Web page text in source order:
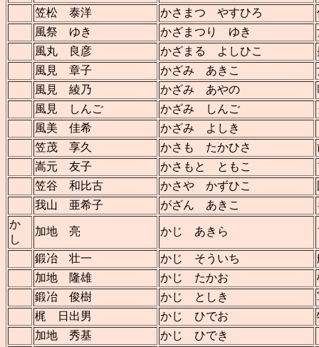
笠松 泰洋
かさまつ やすひろ
風祭 ゆき
かざまつり ゆき
風丸 良彦
かざまる よしひこ
風見 章子
かざみ あきこ
風見 綾乃
かざみ あやの
風見 しんご
かざみ しんご
風美 佳希
かざみ よしき
笠茂 享久
かさも たかひさ
嵩元 友子
かさもと ともこ
笠谷 和比古
かさや かずひこ
我山 亜希子
がざん あきこ
か
し
加地 亮 かじ あきら
鍛冶 壮一 かじ そういち
加地 隆雄
かじ たかお
鍛冶 俊樹
かじ としき
梶 日出男
かじ ひでお
加地 秀基
かじ ひでき